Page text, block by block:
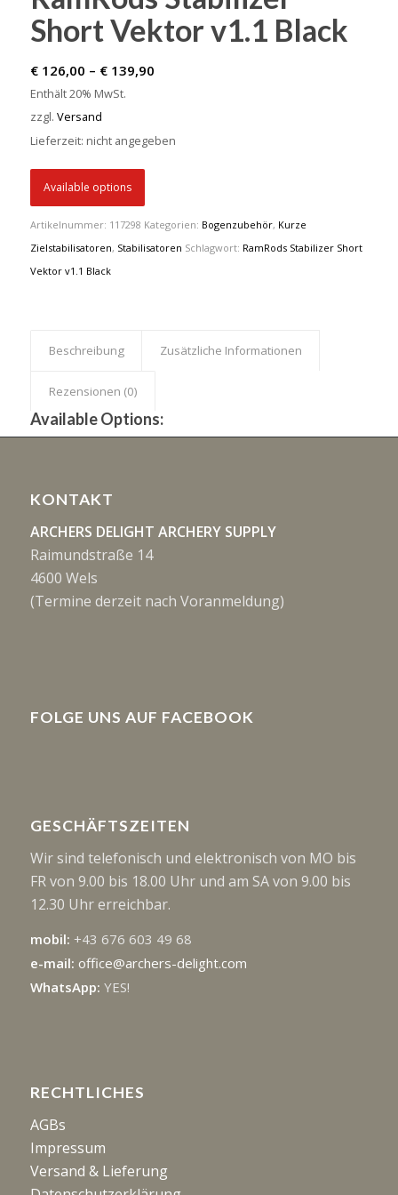
Short Vektor v1.1 Black
€126,00 – €139,90Preisspanne:
€ 139,90
Enthält 20% MwSt.
zzgl. Versand
Lieferzeit: nicht angegeben
Available options
Artikelnummer: 117298 Kategorien: Bogenzubehör, Kurze
Zielstabilisatoren, Stabilisatoren Schlagwort: RamRods Stabilizer Short
Vektor v1.1 Black
Beschreibung Zusätzliche Informationen
Rezensionen (0)
Available Options:
KONTAKT
ARCHERS DELIGHT ARCHERY SUPPLY
Raimundstraße 14
4600 Wels
(Termine derzeit nach Voranmeldung)
FOLGE UNS AUF FACEBOOK
GESCHÄFTSZEITEN
Wir sind telefonisch und elektronisch von MO bis
FR von 9.00 bis 18.00 Uhr und am SA von 9.00 bis
12.30 Uhr erreichbar.
mobil: +43 676 603 49 68
e-mail: office@archers-delight.com
WhatsApp: YES!
RECHTLICHES
AGBs
Impressum
Versand & Lieferung